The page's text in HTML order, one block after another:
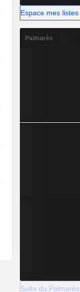
Espace mes listes
Palmarès
Suite du Palmarès